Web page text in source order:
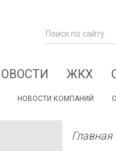
ЖКХ
НОВОСТИ КОМПАНИЙ
Главная